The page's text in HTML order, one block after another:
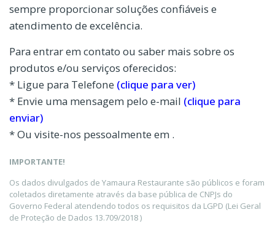
sempre proporcionar soluções confiáveis e
atendimento de excelência.
Para entrar em contato ou saber mais sobre os
produtos e/ou serviços oferecidos:
* Ligue para Telefone (clique para ver)
* Envie uma mensagem pelo e-mail (clique para
enviar)
* Ou visite-nos pessoalmente em .
IMPORTANTE!
Os dados divulgados de Yamaura Restaurante são públicos e foram
coletados diretamente através da base pública de CNPJs do
Governo Federal atendendo todos os requisitos da LGPD (Lei Geral
de Proteção de Dados 13.709/2018 )